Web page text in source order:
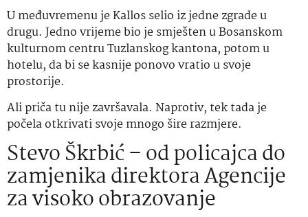
U međuvremenu je Kallos selio iz jedne zgrade u
drugu. Jedno vrijeme bio je smješten u Bosanskom
kulturnom centru Tuzlanskog kantona, potom u
hotelu, da bi se kasnije ponovo vratio u svoje
prostorije.
Ali priča tu nije završavala. Naprotiv, tek tada je
počela otkrivati svoje mnogo šire razmjere.
Stevo Škrbić – od policajca do
zamjenika direktora Agencije
za visoko obrazovanje